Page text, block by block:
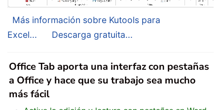
Más información sobre Kutools para
Excel...
Descarga gratuita...
Office Tab aporta una interfaz con pestañas
a Office y hace que su trabajo sea mucho
más fácil